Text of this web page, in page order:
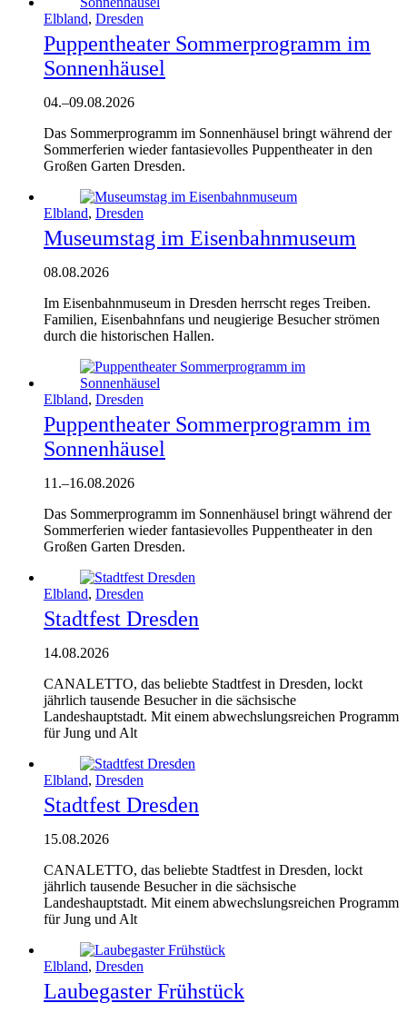
Elbland, Dresden
Puppentheater Sommerprogramm im
Sonnenhäusel
04.–09.08.2026
Das Sommerprogramm im Sonnenhäusel bringt während der
Sommerferien wieder fantasievolles Puppentheater in den
Großen Garten Dresden.
Elbland, Dresden
Museumstag im Eisenbahnmuseum
08.08.2026
Im Eisenbahnmuseum in Dresden herrscht reges Treiben.
Familien, Eisenbahnfans und neugierige Besucher strömen
durch die historischen Hallen.
Elbland, Dresden
Puppentheater Sommerprogramm im
Sonnenhäusel
11.–16.08.2026
Das Sommerprogramm im Sonnenhäusel bringt während der
Sommerferien wieder fantasievolles Puppentheater in den
Großen Garten Dresden.
Elbland, Dresden
Stadtfest Dresden
14.08.2026
CANALETTO, das beliebte Stadtfest in Dresden, lockt
jährlich tausende Besucher in die sächsische
Landeshauptstadt. Mit einem abwechslungsreichen Programm
für Jung und Alt
Elbland, Dresden
Stadtfest Dresden
15.08.2026
CANALETTO, das beliebte Stadtfest in Dresden, lockt
jährlich tausende Besucher in die sächsische
Landeshauptstadt. Mit einem abwechslungsreichen Programm
für Jung und Alt
Elbland, Dresden
Laubegaster Frühstück